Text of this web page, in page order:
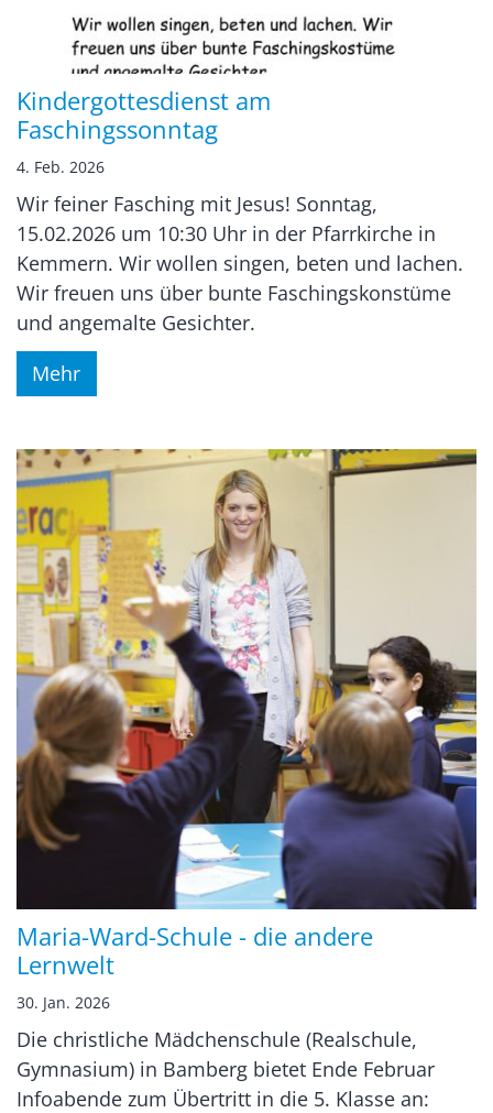
Kindergottesdienst am
Faschingssonntag
4. Feb. 2026
Wir feiner Fasching mit Jesus! Sonntag,
15.02.2026 um 10:30 Uhr in der Pfarrkirche in
Kemmern. Wir wollen singen, beten und lachen.
Wir freuen uns über bunte Faschingskonstüme
und angemalte Gesichter.
Mehr
Maria-Ward-Schule - die andere
Lernwelt
30. Jan. 2026
Die christliche Mädchenschule (Realschule,
Gymnasium) in Bamberg bietet Ende Februar
Infoabende zum Übertritt in die 5. Klasse an: